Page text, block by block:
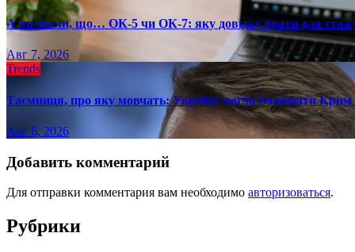
А ви знали, що… ОК-5 чи ОК-7: яку довідку брати для
Авг 7, 2026
Trends
Таємниця, про яку мовчать: Україна могла ізолювати
Авг 6, 2026
Добавить комментарий
Для отправки комментария вам необходимо авторизоваться.
Рубрики